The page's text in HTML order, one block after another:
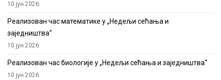
10 јун 2026
Реализован час математике у „Недељи сећања и
заједништва“
10 јун 2026
Реализован час биологије у „Недељи сећања и заједништва“
10 јун 2026